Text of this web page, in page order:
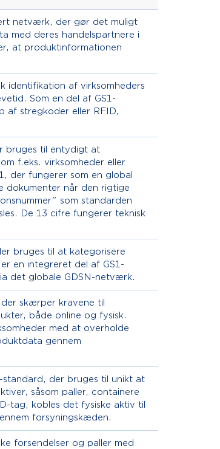
netværk, der gør det muligt
med deres handelspartnere i
at produktinformationen
identifikation af virksomheders
Som en del af GS1-
af stregkoder eller RFID,
bruges til entydigt at
f.eks. virksomheder eller
der fungerer som en global
dokumenter når den rigtige
som standarden
De 13 cifre fungerer teknisk
bruges til at kategorisere
en integreret del af GS1-
det globale GDSN-netværk.
skærper kravene til
både online og fysisk.
med at overholde
gennem
standard, der bruges til unikt at
såsom paller, containere
tag, kobles det fysiske aktiv til
forsyningskæden.
forsendelser og paller med